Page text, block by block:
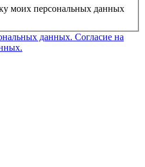
моих персональных данных
данных. Согласие на